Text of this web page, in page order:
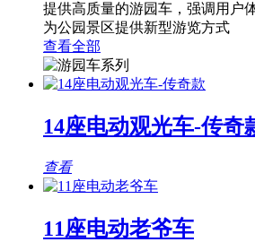
提供高质量的游园车，强调用户
为公园景区提供新型游览方式
查看全部
14座电动观光车-传奇
查看
11座电动老爷车